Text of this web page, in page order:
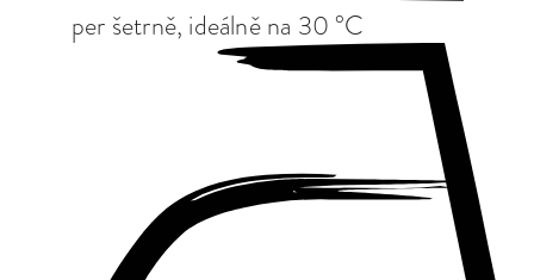
per šetrně, ideálně na 30 °C